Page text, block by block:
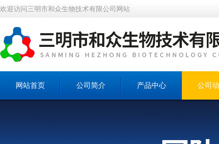
欢迎访问三明市和众生物技术有限公司网站
网站首页 公司简介 产品中心 公司